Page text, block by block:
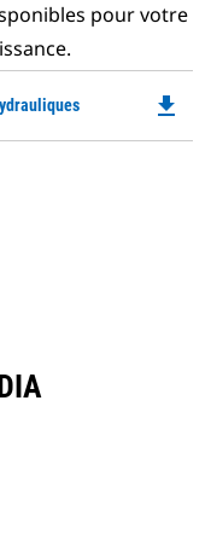
pour votre
file_download